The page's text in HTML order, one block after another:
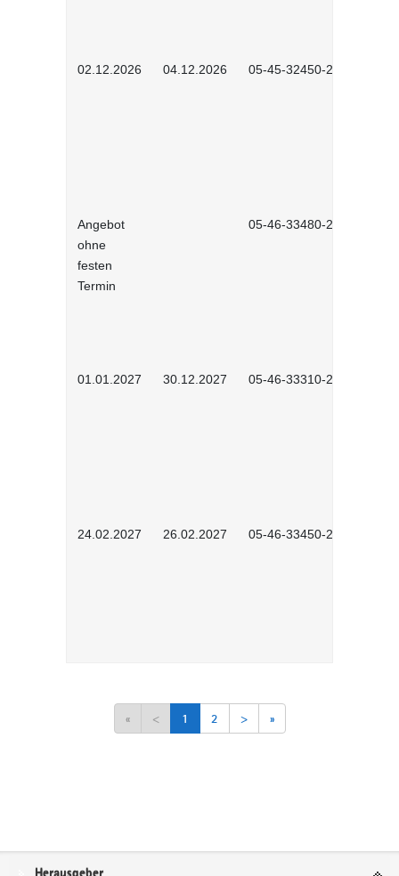
02.12.2026 04.12.2026 05-45-32450-2601
Angebot
ohne
festen
Termin
05-46-33480-2601
01.01.2027 30.12.2027 05-46-33310-2701
24.02.2027 26.02.2027 05-46-33450-2601
« < 1 2 > »
Service